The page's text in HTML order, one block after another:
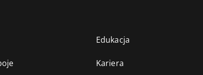
Edukacja
Kariera